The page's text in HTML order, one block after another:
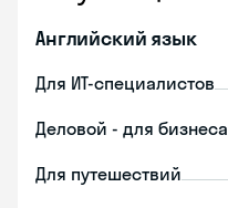
Английский язык
Для ИТ-специалистов
Деловой - для бизнеса
Для путешествий